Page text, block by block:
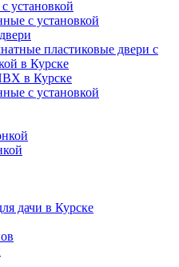
установкой
с установкой
пластиковые двери с
в Курске
в Курске
с установкой
дачи в Курске